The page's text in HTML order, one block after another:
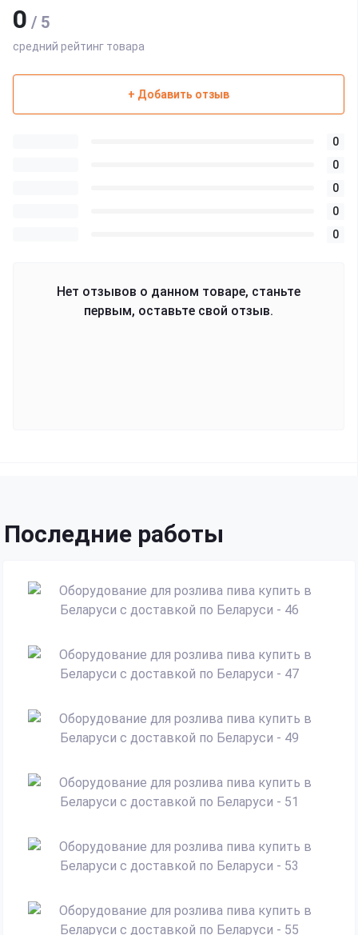
0 / 5
средний рейтинг товара
+ Добавить отзыв
0
0
0
0
0
Нет отзывов о данном товаре, станьте
первым, оставьте свой отзыв.
Последние работы